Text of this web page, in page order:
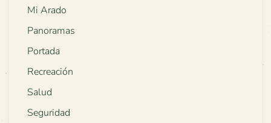
Mi Arado
Panoramas
Portada
Recreación
Salud
Seguridad